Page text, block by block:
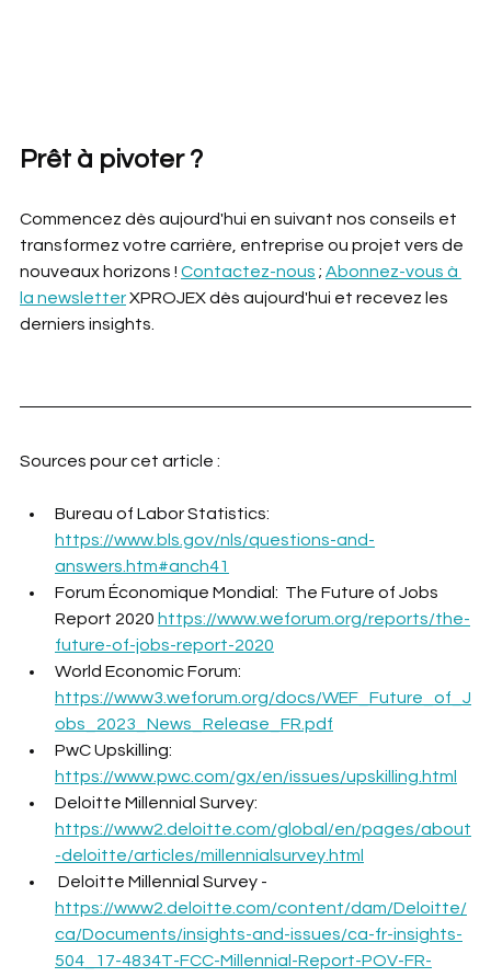
Prêt à pivoter ?
Commencez dès aujourd'hui en suivant nos conseils et
transformez votre carrière, entreprise ou projet vers de
nouveaux horizons ! Contactez-nous ; Abonnez-vous à
la newsletter XPROJEX dès aujourd'hui et recevez les
derniers insights.
Sources pour cet article :
Bureau of Labor Statistics:
https://www.bls.gov/nls/questions-and-
answers.htm#anch41
Forum Économique Mondial:  The Future of Jobs
Report 2020 https://www.weforum.org/reports/the-
future-of-jobs-report-2020
World Economic Forum:
https://www3.weforum.org/docs/WEF_Future_of_J
obs_2023_News_Release_FR.pdf
PwC Upskilling:
https://www.pwc.com/gx/en/issues/upskilling.html
Deloitte Millennial Survey:
https://www2.deloitte.com/global/en/pages/about
-deloitte/articles/millennialsurvey.html
Deloitte Millennial Survey -
https://www2.deloitte.com/content/dam/Deloitte/
ca/Documents/insights-and-issues/ca-fr-insights-
504_17-4834T-FCC-Millennial-Report-POV-FR-